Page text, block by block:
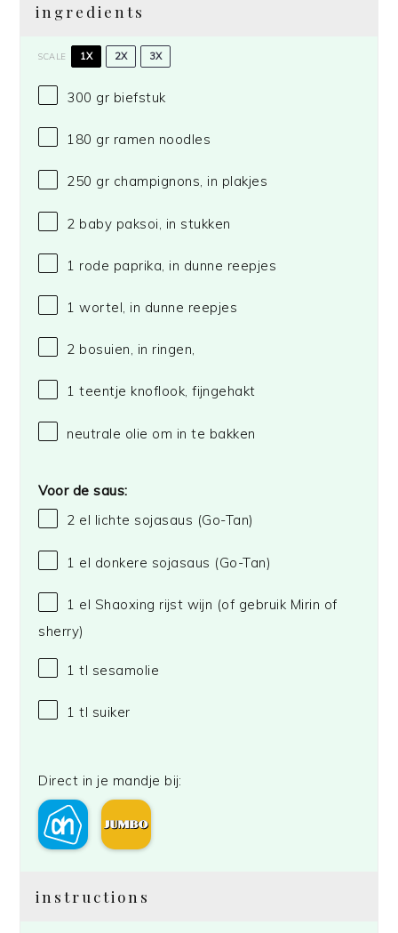
ingredients
SCALE 1X 2X 3X
300 gr biefstuk
180 gr ramen noodles
250 gr champignons, in plakjes
2 baby paksoi, in stukken
1 rode paprika, in dunne reepjes
1 wortel, in dunne reepjes
2 bosuien, in ringen,
1 teentje knoflook, fijngehakt
neutrale olie om in te bakken
Voor de saus:
2 el lichte sojasaus (Go-Tan)
1 el donkere sojasaus (Go-Tan)
1 el Shaoxing rijst wijn (of gebruik Mirin of
sherry)
1 tl sesamolie
1 tl suiker
Direct in je mandje bij:
instructions